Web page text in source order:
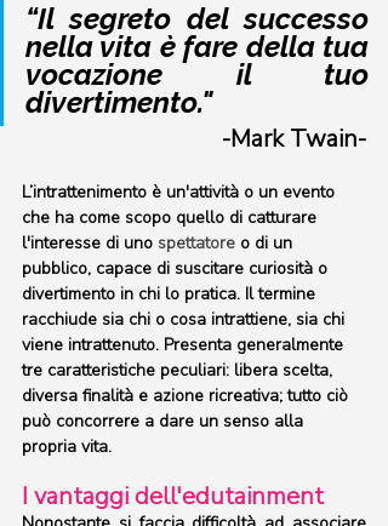
“Il segreto del successo
nella vita è fare della tua
vocazione il tuo
divertimento."
-Mark Twain-
L’intrattenimento è un'attività o un evento
che ha come scopo quello di catturare
l'interesse di uno spettatore o di un
pubblico, capace di suscitare curiosità o
divertimento in chi lo pratica. Il termine
racchiude sia chi o cosa intrattiene, sia chi
viene intrattenuto. Presenta generalmente
tre caratteristiche peculiari: libera scelta,
diversa finalità e azione ricreativa; tutto ciò
può concorrere a dare un senso alla
propria vita.
I vantaggi dell'edutainment